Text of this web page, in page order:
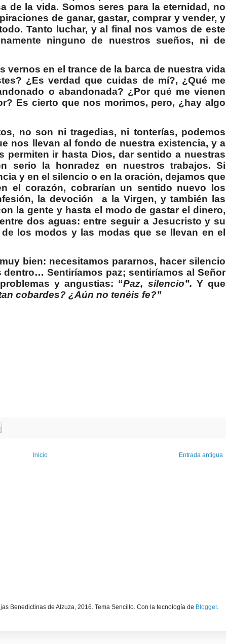
de la vida. Somos seres para la eternidad, no
de ganar, gastar, comprar y vender, y
Tanto luchar, y al final nos vamos de este
ninguno de nuestros sueños, ni de
vernos en el trance de la barca de nuestra vida
¿Es verdad que cuidas de mí?, ¿Qué me
o abandonada? ¿Por qué me vienen
Es cierto que nos morimos, pero, ¿hay algo
no son ni tragedias, ni tonterías, podemos
nos llevan al fondo de nuestra existencia, y a
permiten ir hasta Dios, dar sentido a nuestras
serio la honradez en nuestros trabajos. Si
y en el silencio o en la oración, dejamos que
el corazón, cobrarían un sentido nuevo los
la devoción
a la Virgen, y también las
la gente y hasta el modo de gastar el dinero,
dos aguas: entre seguir a Jesucristo y su
los modos y las modas que se llevan en el
bien: necesitamos pararnos, hacer silencio
Sentiríamos paz; sentiríamos al Señor
y angustias: “Paz, silencio”. Y que
cobardes? ¿Aún no tenéis fe?”
Entrada antigua
Inicio
Benedictinas de Alzuza, 2016. Tema Sencillo. Con la tecnología de Blogger.